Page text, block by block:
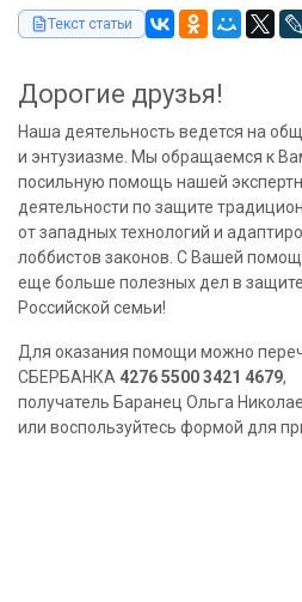
Текст статьи
Дорогие друзья!
Наша деятельность ведется на
и энтузиазме. Мы обращаемся к
посильную помощь нашей
деятельности по защите
от западных технологий и
лоббистов законов. С Вашей
еще больше полезных дел в
Российской семьи!
Для оказания помощи можно
СБЕРБАНКА 4276 5500 3421 4679,
получатель Баранец Ольга
или воспользуйтесь формой для